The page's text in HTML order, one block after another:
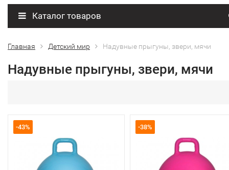
Каталог товаров
Главная Детский мир Надувные прыгуны, звери, мячи
Надувные прыгуны, звери, мячи
-43% -38%